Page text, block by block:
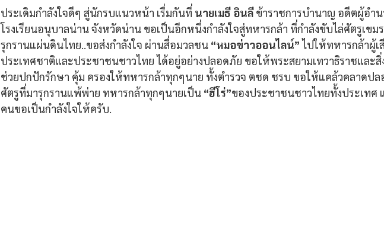
ประเดิมกำลังใจดีๆ สู่นักรบแนวหน้า เรื่มกันที่ นายเมธี อินลี ข้าราชการบำนาญ อดีตผู้อำน
โรงเรียนอนุบาลน่าน จังหวัดน่าน ขอเป็นอีกหนึ่งกำลังใจสู่ทหารกล้า ที่กำลังขับไล่ศัตรูเขม
รุกรานแผ่นดินไทย..ขอส่งกำลังใจ ผ่านสื่อมวลชน “หมอข่าวออนไลน์” ไปให้ทหารกล้าผู้เ
ประเทศชาติและประชาชนชาวไทย ได้อยู่อย่างปลอดภัย ขอให้พระสยามเทวาธิราชและ
ช่วยปกปักรักษา คุ้ม ครองให้ทหารกล้าทุกๆนาย ทั้งตำรวจ ตชด ชรบ ขอให้แคล้วคลาดป
ศัตรูที่มารุกรานแพ้พ่าย ทหารกล้าทุกๆนายเป็น “ฮีโร่”ของประชาชนชาวไทยทั้งประเทศ
คนขอเป็นกำลังใจให้ครับ.